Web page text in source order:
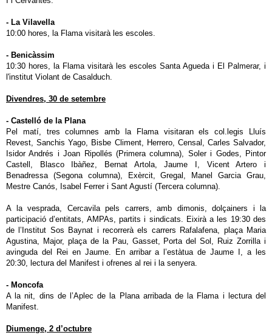
- La Vilavella
10:00 hores, la Flama visitarà les escoles.
- Benicàssim
10:30 hores, la Flama visitarà les escoles Santa Agueda i El Palmerar, i
l'institut Violant de Casalduch.
Divendres, 30 de setembre
- Castelló de la Plana
Pel matí, tres columnes amb la Flama visitaran els col.legis Lluís
Revest, Sanchis Yago, Bisbe Climent, Herrero, Censal, Carles Salvador,
Isidor Andrés i Joan Ripollés (Primera columna), Soler i Godes, Pintor
Castell, Blasco Ibàñez, Bernat Artola, Jaume I, Vicent Artero i
Benadressa (Segona columna), Exèrcit, Gregal, Manel Garcia Grau,
Mestre Canós, Isabel Ferrer i Sant Agustí (Tercera columna).
A la vesprada, Cercavila pels carrers, amb dimonis, dolçainers i la
participació d’entitats, AMPAs, partits i sindicats. Eixirà a les 19:30 des
de l’Institut Sos Baynat i recorrerà els carrers Rafalafena, plaça Maria
Agustina, Major, plaça de la Pau, Gasset, Porta del Sol, Ruiz Zorrilla i
avinguda del Rei en Jaume. En arribar a l’estàtua de Jaume I, a les
20:30, lectura del Manifest i ofrenes al rei i la senyera.
- Moncofa
A la nit, dins de l’Aplec de la Plana arribada de la Flama i lectura del
Manifest.
Diumenge, 2 d’octubre